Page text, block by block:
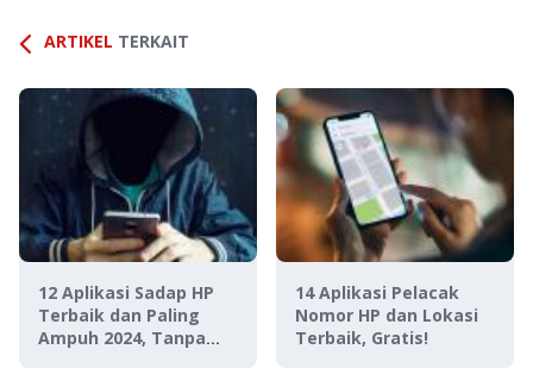
ARTIKEL TERKAIT
12 Aplikasi Sadap HP
Terbaik dan Paling
Ampuh 2024, Tanpa
14 Aplikasi Pelacak
Nomor HP dan Lokasi
Terbaik, Gratis!